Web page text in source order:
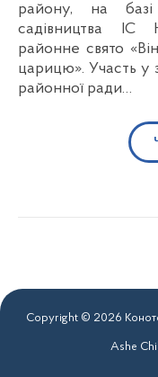
району, на базі
садівництва ІС
районне свято
царицю». Участь у
районної ради…
Copyright © 2026
Ashe